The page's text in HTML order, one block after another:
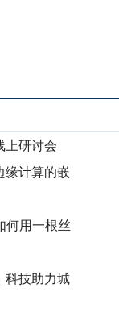
上研讨会
缘计算的嵌
何用一根丝
科技助力城